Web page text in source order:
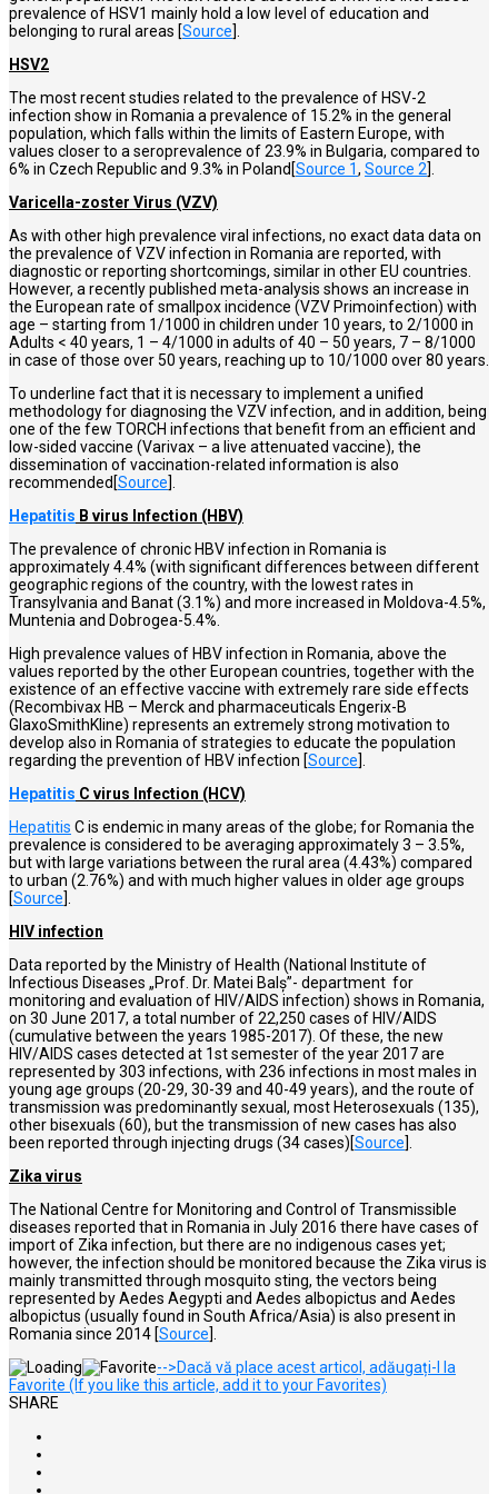
prevalence of HSV1 mainly hold a low level of education and
belonging to rural areas [Source].
HSV2
The most recent studies related to the prevalence of HSV-2
infection show in Romania a prevalence of 15.2% in the general
population, which falls within the limits of Eastern Europe, with
values closer to a seroprevalence of 23.9% in Bulgaria, compared to
6% in Czech Republic and 9.3% in Poland[Source 1, Source 2].
Varicella-zoster Virus (VZV)
As with other high prevalence viral infections, no exact data data on
the prevalence of VZV infection in Romania are reported, with
diagnostic or reporting shortcomings, similar in other EU countries.
However, a recently published meta-analysis shows an increase in
the European rate of smallpox incidence (VZV Primoinfection) with
age – starting from 1/1000 in children under 10 years, to 2/1000 in
Adults < 40 years, 1 – 4/1000 in adults of 40 – 50 years, 7 – 8/1000
in case of those over 50 years, reaching up to 10/1000 over 80 years.
To underline fact that it is necessary to implement a unified
methodology for diagnosing the VZV infection, and in addition, being
one of the few TORCH infections that benefit from an efficient and
low-sided vaccine (Varivax – a live attenuated vaccine), the
dissemination of vaccination-related information is also
recommended[Source].
Hepatitis B virus Infection (HBV)
The prevalence of chronic HBV infection in Romania is
approximately 4.4% (with significant differences between different
geographic regions of the country, with the lowest rates in
Transylvania and Banat (3.1%) and more increased in Moldova-4.5%,
Muntenia and Dobrogea-5.4%.
High prevalence values of HBV infection in Romania, above the
values reported by the other European countries, together with the
existence of an effective vaccine with extremely rare side effects
(Recombivax HB – Merck and pharmaceuticals Engerix-B
GlaxoSmithKline) represents an extremely strong motivation to
develop also in Romania of strategies to educate the population
regarding the prevention of HBV infection [Source].
Hepatitis C virus Infection (HCV)
Hepatitis C is endemic in many areas of the globe; for Romania the
prevalence is considered to be averaging approximately 3 – 3.5%,
but with large variations between the rural area (4.43%) compared
to urban (2.76%) and with much higher values in older age groups
[Source].
HIV infection
Data reported by the Ministry of Health (National Institute of
Infectious Diseases „Prof. Dr. Matei Balş”- department for
monitoring and evaluation of HIV/AIDS infection) shows in Romania,
on 30 June 2017, a total number of 22,250 cases of HIV/AIDS
(cumulative between the years 1985-2017). Of these, the new
HIV/AIDS cases detected at 1st semester of the year 2017 are
represented by 303 infections, with 236 infections in most males in
young age groups (20-29, 30-39 and 40-49 years), and the route of
transmission was predominantly sexual, most Heterosexuals (135),
other bisexuals (60), but the transmission of new cases has also
been reported through injecting drugs (34 cases)[Source].
Zika virus
The National Centre for Monitoring and Control of Transmissible
diseases reported that in Romania in July 2016 there have cases of
import of Zika infection, but there are no indigenous cases yet;
however, the infection should be monitored because the Zika virus is
mainly transmitted through mosquito sting, the vectors being
represented by Aedes Aegypti and Aedes albopictus and Aedes
albopictus (usually found in South Africa/Asia) is also present in
Romania since 2014 [Source].
-->Dacă vă place acest articol, adăugați-l la
Favorite (If you like this article, add it to your Favorites)
SHARE